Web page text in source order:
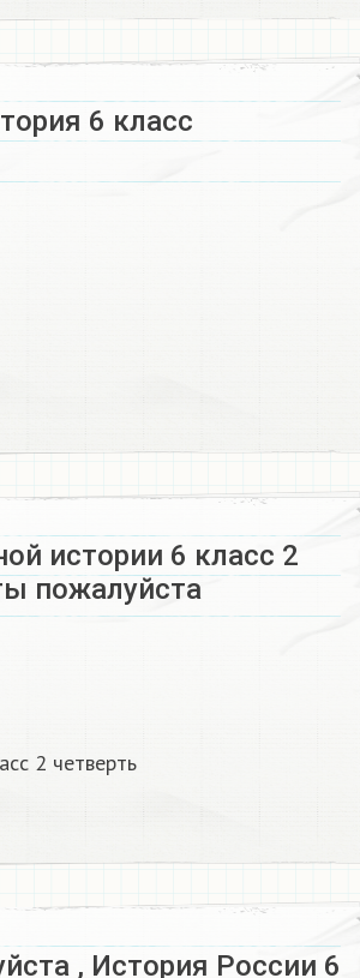
6 класс
истории 6 класс 2
пожалуйста
2 четверть
, История России 6